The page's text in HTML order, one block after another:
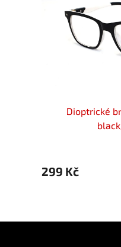
Dioptrické
299 Kč